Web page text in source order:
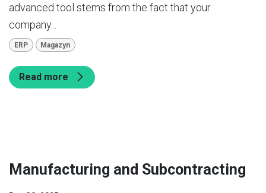
advanced tool stems from the fact that your
company...
ERP Magazyn
Read more
Manufacturing and Subcontracting